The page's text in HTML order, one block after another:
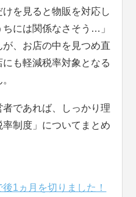
を見ると物販を対応し
には関係なさそう…」
、お店の中を見つめ直
も軽減税率対象となる
であれば、しっかり理
制度」についてまとめ
1ヵ月を切りました！